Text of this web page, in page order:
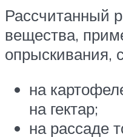
Рассчитанный
вещества,
опрыскивания,
на
на гектар;
на рассаде